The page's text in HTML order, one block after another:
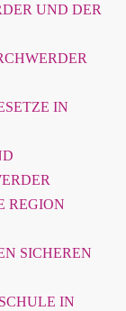
UND DER
IN
REGION
SICHEREN
IN